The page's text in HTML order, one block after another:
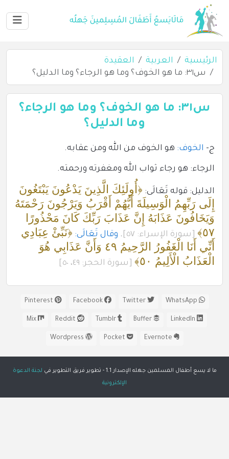
الرئيسية العربية
العقيدة
س٣١: ما هو الخوف؟ وما هو الرجاء؟ وما الدليل؟
س٣١: ما هو الخوف؟ وما هو الرجاء؟
وما الدليل؟
ج- الخوف: هو الخوف من الله ومن عقابه.
الرجاء: هو رجاء ثواب الله ومغفرته ورحمته.
الدليل: قوله تَعَالَى: ﴿أُولَئِكَ الَّذِينَ يَدْعُونَ يَبْتَغُونَ
إِلَى رَبِّهِمُ الْوَسِيلَةَ أَيُّهُمْ أَقْرَبُ وَيَرْجُونَ رَحْمَتَهُ
وَيَخَافُونَ عَذَابَهُ إِنَّ عَذَابَ رَبِّكَ كَانَ مَحْذُورًا
٥٧﴾
[سورة الإسراء: ٥٧] . وقال تَعَالَى: ﴿نَبِّئْ عِبَادِي
أَنِّي أَنَا الْغَفُورُ الرَّحِيمُ ٤٩ وَأَنَّ عَذَابِي هُوَ
الْعَذَابُ الْأَلِيمُ ٥٠﴾
[سورة الحجر: ٤٩، ٥٠]
Twitter
Facebook
Buffer
Tumblr
Mix
ما لا يسع أطفال المسلمين جهله الإصدار 1.1 - تطوير فريق التطوير في
لجنة الدعوة
الإلكترونية